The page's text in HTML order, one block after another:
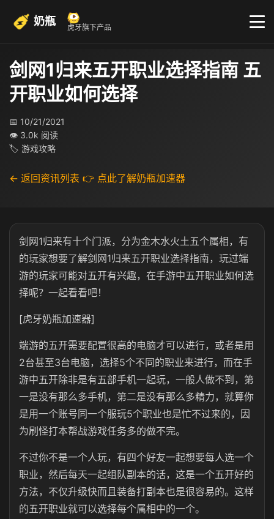
奶瓶 虎牙旗下产品
剑网1归来五开职业选择指南 五
开职业如何选择
📅 10/21/2021
👁 3.0k 阅读
🏷 游戏攻略
← 返回资讯列表 👉 点此了解奶瓶加速器
剑网1归来有十个门派，分为金木水火土五个属相，有
的玩家想要了解剑网1归来五开职业选择指南，玩过端
游的玩家可能对五开有兴趣，在手游中五开职业如何选
择呢？一起看看吧！
[虎牙奶瓶加速器]
端游的五开需要配置很高的电脑才可以进行，或者是用
2台甚至3台电脑，选择5个不同的职业来进行，而在手
游中五开除非是有五部手机一起玩，一般人做不到，第
一是没有那么多手机，第二是没有那么多精力，就算你
是用一个账号同一个服玩5个职业也是忙不过来的，因
为刷怪打本帮战游戏任务多的做不完。
不过你不是一个人玩，有四个好友一起想要每人选一个
职业，然后每天一起组队副本的话，这是一个五开好的
方法，不仅升级快而且装备打副本也是很容易的。这样
的五开职业就可以选择每个属相中的一个。